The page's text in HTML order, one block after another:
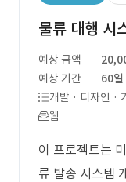
물류 대행 시
예상 금액
예상 기간
60일
개발 · 디자인 ·
웹
이 프로젝트는
류 발송 시스템